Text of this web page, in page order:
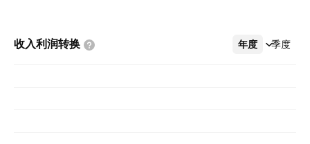
收入利润转换 年度 季度
更多